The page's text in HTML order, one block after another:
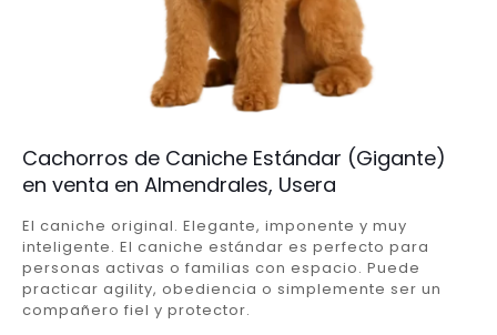
Cachorros de Caniche Estándar (Gigante)
en venta en Almendrales, Usera
El caniche original. Elegante, imponente y muy
inteligente. El caniche estándar es perfecto para
personas activas o familias con espacio. Puede
practicar agility, obediencia o simplemente ser un
compañero fiel y protector.